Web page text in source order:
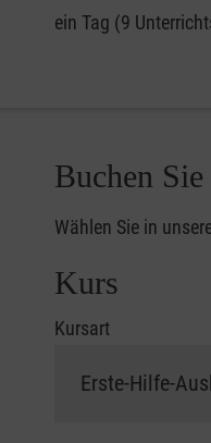
ein Tag (9
Buchen
Wählen Sie in
Kurs
Kursart